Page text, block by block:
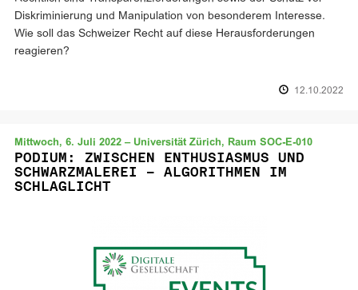
Diskriminierung und Manipulation von besonderem Interesse.
Wie soll das Schweizer Recht auf diese Herausforderungen
reagieren?
12.10.2022
Mittwoch, 6. Juli 2022 – Universität Zürich, Raum SOC-E-010
PODIUM: ZWISCHEN ENTHUSIASMUS UND
SCHWARZMALEREI – ALGORITHMEN IM
SCHLAGLICHT